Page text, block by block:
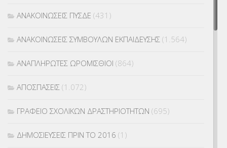
ΑΝΑΚΟΙΝΩΣΕΙΣ ΠΥΣΔΕ (431)
ΑΝΑΚΟΙΝΩΣΕΙΣ ΣΥΜΒΟΥΛΩΝ ΕΚΠΑΙΔΕΥΣΗΣ (1.564)
ΑΝΑΠΛΗΡΩΤΕΣ ΩΡΟΜΙΣΘΙΟΙ (864)
ΑΠΟΣΠΑΣΕΙΣ (1.072)
ΓΡΑΦΕΙΟ ΣΧΟΛΙΚΩΝ ΔΡΑΣΤΗΡΙΟΤΗΤΩΝ (695)
ΔΗΜΟΣΙΕΥΣΕΙΣ ΠΡΙΝ ΤΟ 2016 (1)